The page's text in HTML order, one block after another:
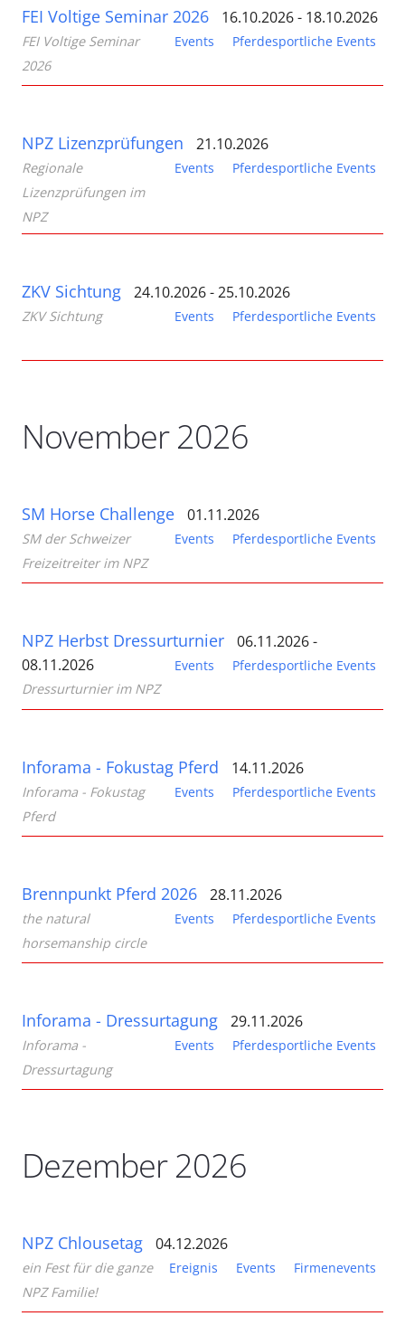
FEI Voltige Seminar 2026 16.10.2026 - 18.10.2026
Events Pferdesportliche Events
FEI Voltige Seminar
2026
NPZ Lizenzprüfungen 21.10.2026
Events Pferdesportliche Events
Regionale
Lizenzprüfungen im
NPZ
ZKV Sichtung 24.10.2026 - 25.10.2026
Events Pferdesportliche Events
ZKV Sichtung
November 2026
SM Horse Challenge 01.11.2026
Events Pferdesportliche Events
SM der Schweizer
Freizeitreiter im NPZ
NPZ Herbst Dressurturnier
06.11.2026 -
08.11.2026
Events
Pferdesportliche Events
Dressurturnier im NPZ
Inforama - Fokustag Pferd 14.11.2026
Events Pferdesportliche Events
Inforama - Fokustag
Pferd
Brennpunkt Pferd 2026 28.11.2026
Events Pferdesportliche Events
the natural
horsemanship circle
Inforama - Dressurtagung 29.11.2026
Events Pferdesportliche Events
Inforama -
Dressurtagung
Dezember 2026
NPZ Chlousetag 04.12.2026
Ereignis Events Firmenevents
ein Fest für die ganze
NPZ Familie!